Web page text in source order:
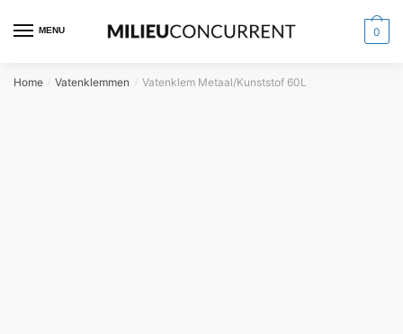
MENU 0
Home / Vatenklemmen / Vatenklem Metaal/Kunststof 60L